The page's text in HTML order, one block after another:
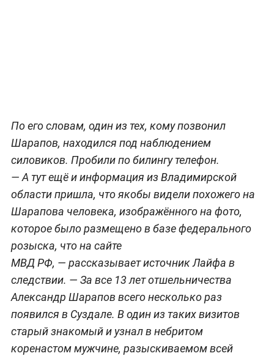
По его словам, один из тех, кому позвонил
Шарапов, находился под наблюдением
силовиков. Пробили по билингу телефон.
— А тут ещё и информация из Владимирской
области пришла, что якобы видели похожего на
Шарапова человека, изображённого на фото,
которое было размещено в базе федерального
розыска, что на сайте
МВД РФ, — рассказывает источник Лайфа в
следствии. — За все 13 лет отшельничества
Александр Шарапов всего несколько раз
появился в Суздале. В один из таких визитов
старый знакомый и узнал в небритом
коренастом мужчине, разыскиваемом всей